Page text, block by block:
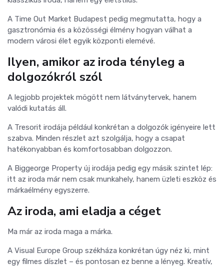
A Time Out Market Budapest pedig megmutatta, hogy a
gasztronómia és a közösségi élmény hogyan válhat a
modern városi élet egyik központi elemévé.
Ilyen, amikor az iroda tényleg a
dolgozókról szól
A legjobb projektek mögött nem látványtervek, hanem
valódi kutatás áll.
A Tresorit irodája például konkrétan a dolgozók igényeire lett
szabva. Minden részlet azt szolgálja, hogy a csapat
hatékonyabban és komfortosabban dolgozzon.
A Biggeorge Property új irodája pedig egy másik szintet lép:
itt az iroda már nem csak munkahely, hanem üzleti eszköz és
márkaélmény egyszerre.
Az iroda, ami eladja a céget
Ma már az iroda maga a márka.
A Visual Europe Group székháza konkrétan úgy néz ki, mint
egy filmes díszlet – és pontosan ez benne a lényeg. Kreatív,